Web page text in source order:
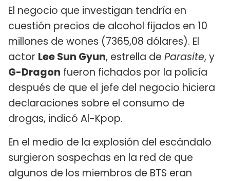
El negocio que investigan tendría en
cuestión precios de alcohol fijados en 10
millones de wones (7365,08 dólares). El
actor Lee Sun Gyun, estrella de Parasite, y
G-Dragon fueron fichados por la policía
después de que el jefe del negocio hiciera
declaraciones sobre el consumo de
drogas, indicó Al-Kpop.
En el medio de la explosión del escándalo
surgieron sospechas en la red de que
algunos de los miembros de BTS eran